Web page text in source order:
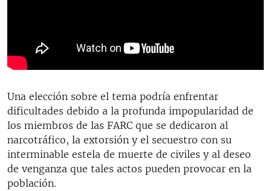
Una elección sobre el tema podría enfrentar
dificultades debido a la profunda impopularidad de
los miembros de las FARC que se dedicaron al
narcotráfico, la extorsión y el secuestro con su
interminable estela de muerte de civiles y al deseo
de venganza que tales actos pueden provocar en la
población.